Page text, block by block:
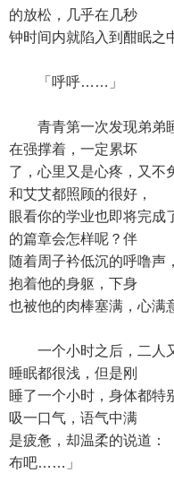
的放松，几乎在几秒
钟时间内就陷入到酣眠之
「呼呼……」
青青第一次发现弟弟睡
在强撑着，一定累坏
了，心里又是心疼，又不
和艾艾都照顾的很好，
眼看你的学业也即将完成
的篇章会怎样呢？伴
随着周子衿低沉的呼噜声
抱着他的身躯，下身
也被他的肉棒塞满，心满
一个小时之后，二人又
睡眠都很浅，但是刚
睡了一个小时，身体都特
吸一口气，语气中满
是疲惫，却温柔的说道
布吧……」